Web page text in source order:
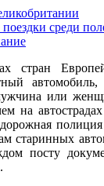
среди
стран
или
на
старинных
посту